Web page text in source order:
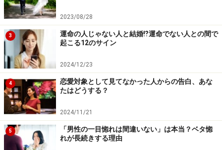
2023/08/28
3
運命の人じゃない人と結婚⁉運命でない人との間で
起こる12のサイン
2024/12/23
4
恋愛対象として見てなかった人からの告白、あな
たはどうする？
2024/11/21
5
「男性の一目惚れは間違いない」は本当？ベタ惚
れが長続きする理由